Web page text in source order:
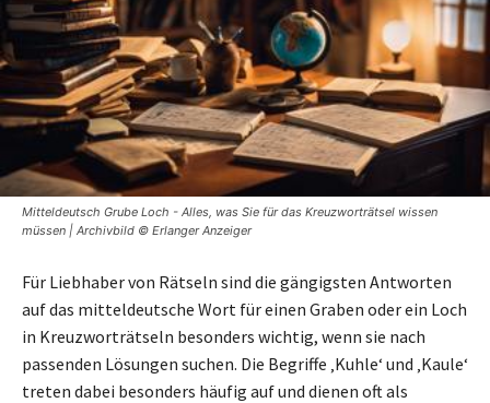
Mitteldeutsch Grube Loch - Alles, was Sie für das Kreuzworträtsel wissen
müssen | Archivbild © Erlanger Anzeiger
Für Liebhaber von Rätseln sind die gängigsten Antworten
auf das mitteldeutsche Wort für einen Graben oder ein Loch
in Kreuzworträtseln besonders wichtig, wenn sie nach
passenden Lösungen suchen. Die Begriffe ‚Kuhle‘ und ‚Kaule‘
treten dabei besonders häufig auf und dienen oft als